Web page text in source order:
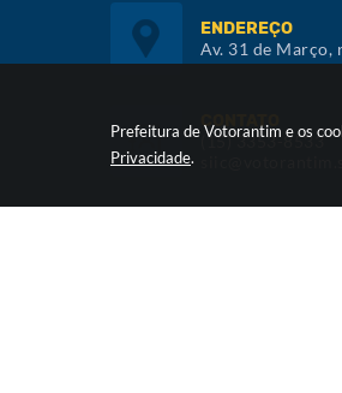
Prefeitura de Votorantim e os
Privacidade.
ENDEREÇO
Av. 31 de Março,
CONTATO
(15) 3353-8533